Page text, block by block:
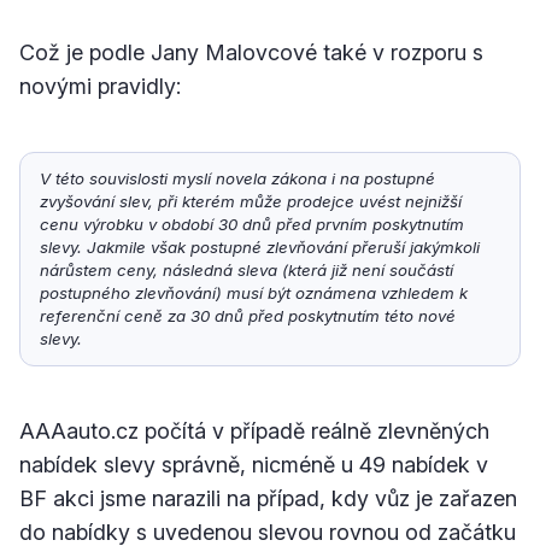
Což je podle Jany Malovcové také v rozporu s
novými pravidly:
V této souvislosti myslí novela zákona i na postupné
zvyšování slev, při kterém může prodejce uvést nejnižší
cenu výrobku v období 30 dnů před prvním poskytnutím
slevy. Jakmile však postupné zlevňování přeruší jakýmkoli
nárůstem ceny, následná sleva (která již není součástí
postupného zlevňování) musí být oznámena vzhledem k
referenční ceně za 30 dnů před poskytnutím této nové
slevy.
AAAauto.cz počítá v případě reálně zlevněných
nabídek slevy správně, nicméně u 49 nabídek v
BF akci jsme narazili na případ, kdy vůz je zařazen
do nabídky s uvedenou slevou rovnou od začátku